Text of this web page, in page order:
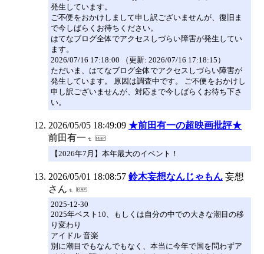
発生しています。
ご不便をおかけしまして申し訳ございませんが、復旧ま
で今しばらくお待ちください。
はてなブログ全体でアクセスしづらい障害が発生してい
ます。
2026/07/16 17:18:00 （更新: 2026/07/16 17:18:15）
ただいま、はてなブログ全体でアクセスしづらい障害が
発生しています。 原因は調査中です。 ご不便をおかけし
申し訳ございませんが、対応まで今しばらくお待ち下さ
い。
2026/05/05 18:49:09 ★前田有一の超映画批評★
前田有一
【2026年7月】本年最大のイベント！
2026/05/01 18:08:57 鈴木妄想なんじゃもん 妄想
さん
2025-12-30
2025年ベスト10、もしくは自分の中での大きな潮目の移
り変わり
アイドル 音楽
別に潮目でもなんでもなく、本当に今年で国を問わずア